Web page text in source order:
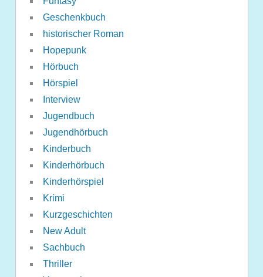
Geschenkbuch
historischer Roman
Hopepunk
Hörbuch
Hörspiel
Interview
Jugendbuch
Jugendhörbuch
Kinderbuch
Kinderhörbuch
Kinderhörspiel
Krimi
Kurzgeschichten
New Adult
Sachbuch
Thriller